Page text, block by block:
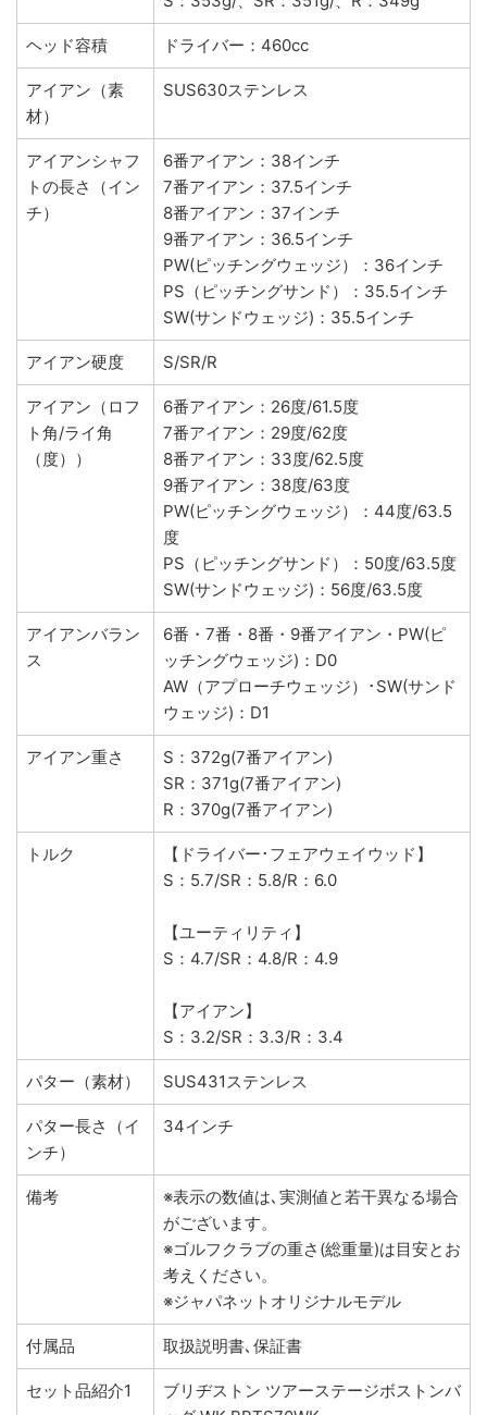
ヘッド容積 ドライバー：460cc
アイアン（素
材）
SUS630ステンレス
アイアンシャフ
トの長さ（イン
チ）
6番アイアン：38インチ
7番アイアン：37.5インチ
8番アイアン：37インチ
9番アイアン：36.5インチ
PW(ピッチングウェッジ）：36インチ
PS（ピッチングサンド）：35.5インチ
SW(サンドウェッジ)：35.5インチ
アイアン硬度 S/SR/R
アイアン（ロフ
ト角/ライ角
（度））
6番アイアン：26度/61.5度
7番アイアン：29度/62度
8番アイアン：33度/62.5度
9番アイアン：38度/63度
PW(ピッチングウェッジ）：44度/63.5
度
PS（ピッチングサンド）：50度/63.5度
SW(サンドウェッジ)：56度/63.5度
アイアンバラン
ス
6番・7番・8番・9番アイアン・PW(ピ
ッチングウェッジ)：D0
AW（アプローチウェッジ）･SW(サンド
ウェッジ)：D1
アイアン重さ
S：372g(7番アイアン)
SR：371g(7番アイアン)
R：370g(7番アイアン)
トルク
【ドライバー･フェアウェイウッド】
S：5.7/SR：5.8/R：6.0
【ユーティリティ】
S：4.7/SR：4.8/R：4.9
【アイアン】
S：3.2/SR：3.3/R：3.4
パター（素材） SUS431ステンレス
パター長さ（イ
ンチ）
34インチ
備考
※表示の数値は､実測値と若干異なる場合
がございます。
※ゴルフクラブの重さ(総重量)は目安とお
考えください。
※ジャパネットオリジナルモデル
付属品 取扱説明書､保証書
セット品紹介1
ブリヂストン ツアーステージボストンバ